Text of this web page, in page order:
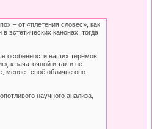
– от «плетения словес», как
эстетических канонах, тогда
особенности наших теремов
к зачаточной и так и не
меняет своё обличье оно
научного анализа,